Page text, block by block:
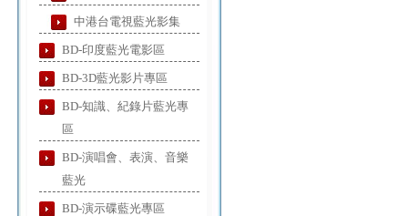
中港台電視藍光影集
BD-印度藍光電影區
BD-3D藍光影片專區
BD-知識、紀錄片藍光專
區
BD-演唱會、表演、音樂
藍光
BD-演示碟藍光專區